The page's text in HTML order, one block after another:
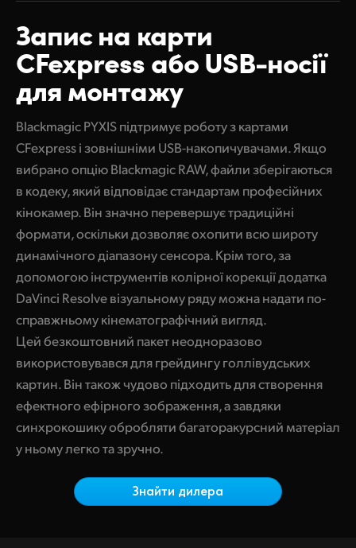
France
Germany
India
Japan
Korea
Malaysia
New Zealand
Norway
Portugal
Запис на карти
CFexpressабо USB-носії
для монтажу
Blackmagic PYXIS підтримує роботу з картами
CFexpress і зовнішніми USB-накопичувачами. Якщо
вибрано опцію Blackmagic RAW, файли зберігаються
в кодеку, який відповідає стандартам професійних
кінокамер. Він значно перевершує традиційні
формати, оскільки дозволяє охопити всю широту
динамічного діапазону сенсора. Крім того, за
допомогою інструментів колірної корекції додатка
DaVinci Resolve візуальному ряду можна надати по-
справжньому кінематографічний вигляд.
Цей безкоштовний пакет неодноразово
використовувався для грейдингу голлівудських
картин. Він також чудово підходить для створення
ефектного ефірного зображення, а завдяки
синхрокошику обробляти багаторакурсний матеріал
у ньому легко та зручно.
Знайти дилера